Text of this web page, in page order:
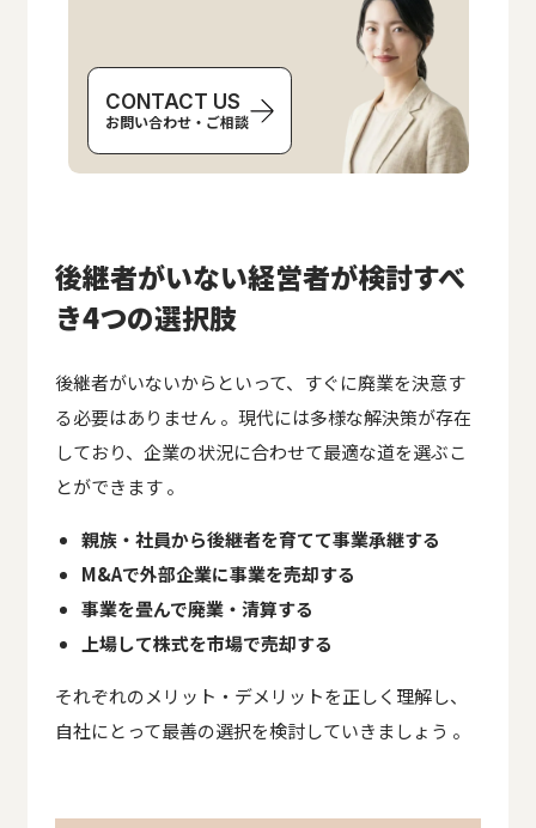
CONTACT US
お問い合わせ・ご相談
後継者がいない経営者が検討すべ
き4つの選択肢
後継者がいないからといって、すぐに廃業を決意す
る必要はありません 。現代には多様な解決策が存在
しており、企業の状況に合わせて最適な道を選ぶこ
とができます 。
親族・社員から後継者を育てて事業承継する
M&Aで外部企業に事業を売却する
事業を畳んで廃業・清算する
上場して株式を市場で売却する
それぞれのメリット・デメリットを正しく理解し、
自社にとって最善の選択を検討していきましょう 。